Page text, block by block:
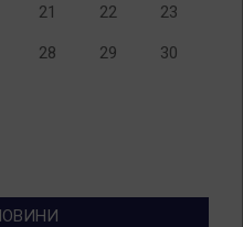
21 22 23
28 29 30